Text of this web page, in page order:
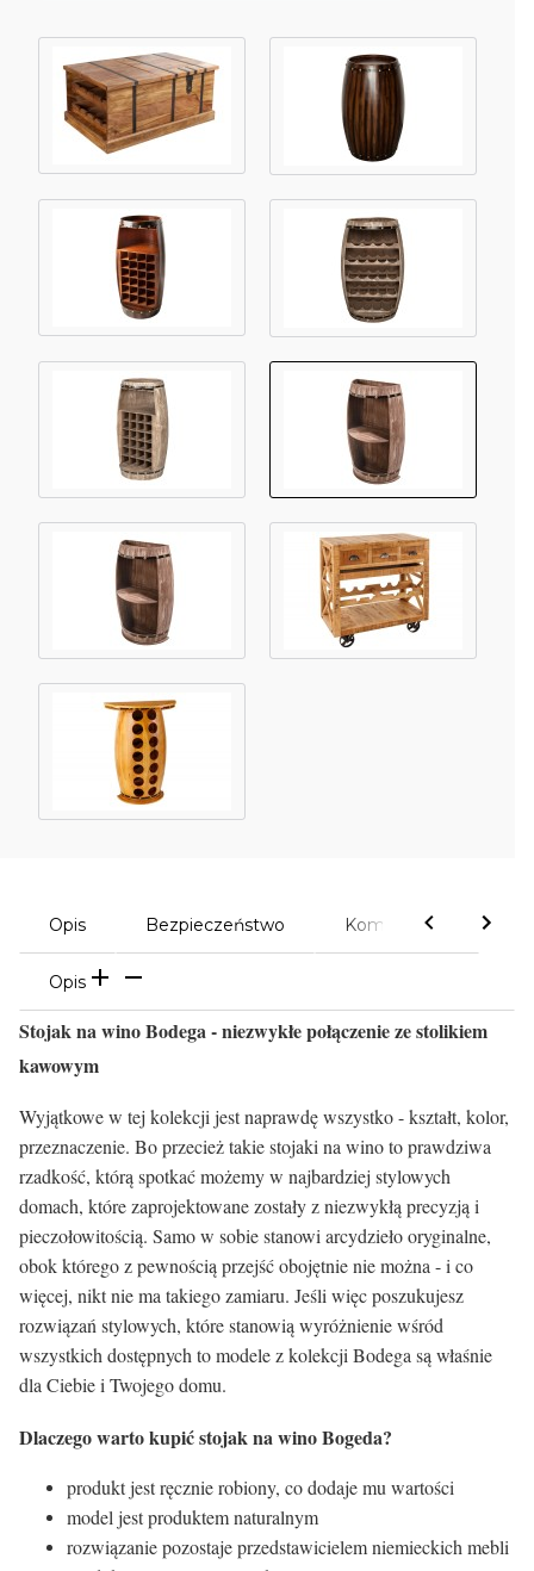
Opis Bezpieczeństwo Komentarze
Opis
Stojak na wino Bodega - niezwykłe połączenie ze stolikiem
kawowym
Wyjątkowe w tej kolekcji jest naprawdę wszystko - kształt, kolor,
przeznaczenie. Bo przecież takie stojaki na wino to prawdziwa
rzadkość, którą spotkać możemy w najbardziej stylowych
domach, które zaprojektowane zostały z niezwykłą precyzją i
pieczołowitością. Samo w sobie stanowi arcydzieło oryginalne,
obok którego z pewnością przejść obojętnie nie można - i co
więcej, nikt nie ma takiego zamiaru. Jeśli więc poszukujesz
rozwiązań stylowych, które stanowią wyróżnienie wśród
wszystkich dostępnych to modele z kolekcji Bodega są właśnie
dla Ciebie i Twojego domu.
Dlaczego warto kupić stojak na wino Bogeda?
produkt jest ręcznie robiony, co dodaje mu wartości
model jest produktem naturalnym
rozwiązanie pozostaje przedstawicielem niemieckich mebli